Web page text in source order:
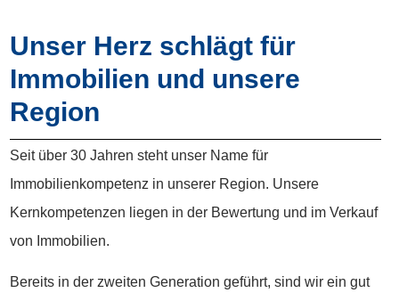
Unser Herz schlägt für
Immobilien und unsere
Region
Seit über 30 Jahren steht unser Name für
Immobilienkompetenz in unserer Region. Unsere
Kernkompetenzen liegen in der Bewertung und im Verkauf
von Immobilien.
Bereits in der zweiten Generation geführt, sind wir ein gut